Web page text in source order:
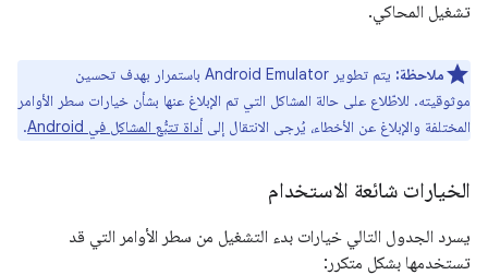
تشغيل المحاكي.
ملاحظة:
يتم تطوير Android Emulator باستمرار بهدف تحسين
موثوقيته. للاطّلاع على حالة المشاكل التي تم الإبلاغ عنها بشأن خيارات سطر الأوامر
المختلفة والإبلاغ عن الأخطاء، يُرجى الانتقال إلى أداة تتبُّع المشاكل في Android .
الخيارات شائعة الاستخدام
يسرد الجدول التالي خيارات بدء التشغيل من سطر الأوامر التي قد
تستخدمها بشكل متكرر: